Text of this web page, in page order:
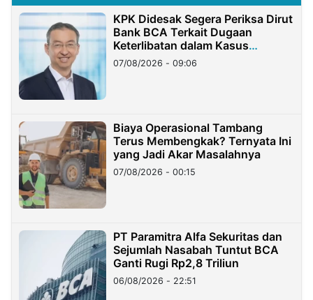
KPK Didesak Segera Periksa Dirut
Bank BCA Terkait Dugaan
Keterlibatan dalam Kasus
Hilangnya Dana Nasabah Rp2,58
Miliar
07/08/2026 - 09:06
Biaya Operasional Tambang
Terus Membengkak? Ternyata Ini
yang Jadi Akar Masalahnya
07/08/2026 - 00:15
PT Paramitra Alfa Sekuritas dan
Sejumlah Nasabah Tuntut BCA
Ganti Rugi Rp2,8 Triliun
06/08/2026 - 22:51